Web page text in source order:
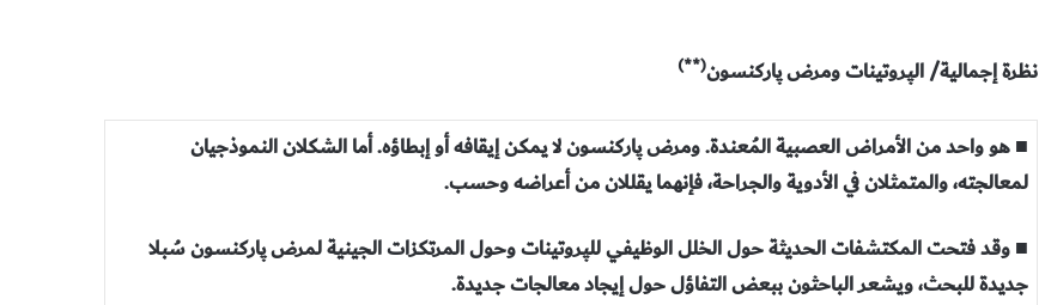
نظرة إجمالية/ الپروتينات ومرض پاركنسون(**)
■ هو واحد من الأمراض العصبية المُعندة. ومرض پاركنسون لا يمكن إيقافه أو إبطاؤه. أما الشكلان النموذجيان
لمعالجته، والمتمثلان في الأدوية والجراحة، فإنهما يقللان من أعراضه وحسب.
■ وقد فتحت المكتشفات الحديثة حول الخلل الوظيفي للپروتينات وحول المرتكزات الجينية لمرض پاركنسون سُبلا
جديدة للبحث، ويشعر الباحثون ببعض التفاؤل حول إيجاد معالجات جديدة.